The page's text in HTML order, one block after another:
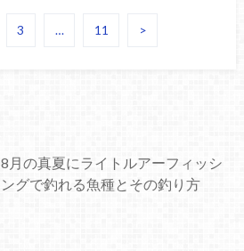
3 … 11 >
8月の真夏にライトルアーフィッシ
ングで釣れる魚種とその釣り方